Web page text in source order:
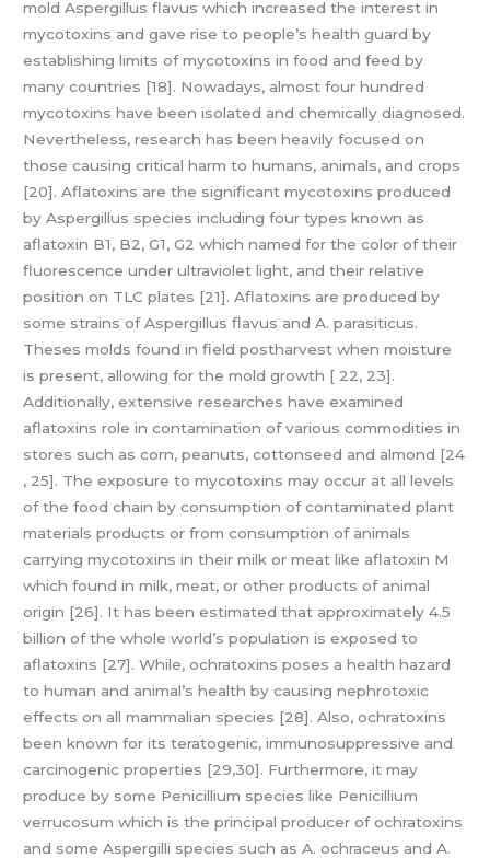
mold Aspergillus flavus which increased the interest in
mycotoxins and gave rise to people’s health guard by
establishing limits of mycotoxins in food and feed by
many countries [18]. Nowadays, almost four hundred
mycotoxins have been isolated and chemically diagnosed.
Nevertheless, research has been heavily focused on
those causing critical harm to humans, animals, and crops
[20]. Aflatoxins are the significant mycotoxins produced
by Aspergillus species including four types known as
aflatoxin B1, B2, G1, G2 which named for the color of their
fluorescence under ultraviolet light, and their relative
position on TLC plates [21]. Aflatoxins are produced by
some strains of Aspergillus flavus and A. parasiticus.
Theses molds found in field postharvest when moisture
is present, allowing for the mold growth [ 22, 23].
Additionally, extensive researches have examined
aflatoxins role in contamination of various commodities in
stores such as corn, peanuts, cottonseed and almond [24
, 25]. The exposure to mycotoxins may occur at all levels
of the food chain by consumption of contaminated plant
materials products or from consumption of animals
carrying mycotoxins in their milk or meat like aflatoxin M
which found in milk, meat, or other products of animal
origin [26]. It has been estimated that approximately 4.5
billion of the whole world’s population is exposed to
aflatoxins [27]. While, ochratoxins poses a health hazard
to human and animal’s health by causing nephrotoxic
effects on all mammalian species [28]. Also, ochratoxins
been known for its teratogenic, immunosuppressive and
carcinogenic properties [29,30]. Furthermore, it may
produce by some Penicillium species like Penicillium
verrucosum which is the principal producer of ochratoxins
and some Aspergilli species such as A. ochraceus and A.